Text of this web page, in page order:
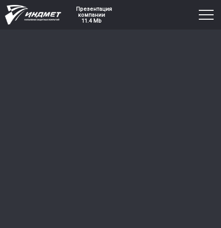
Презентация
компании
11.4 Mb